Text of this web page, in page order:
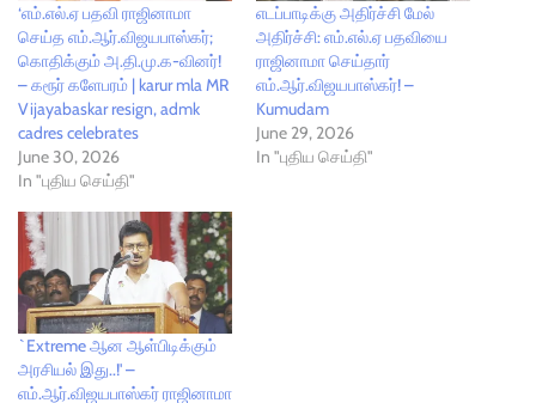
‘எம்.எல்.ஏ பதவி ராஜினாமா
செய்த எம்.ஆர்.விஜயபாஸ்கர்;
கொதிக்கும் அ.தி.மு.க-வினர்!
– கரூர் களேபரம் | karur mla MR
Vijayabaskar resign, admk
cadres celebrates
June 30, 2026
In "புதிய செய்தி"
எடப்பாடிக்கு அதிர்ச்சி மேல்
அதிர்ச்சி: எம்.எல்.ஏ பதவியை
ராஜினாமா செய்தார்
எம்.ஆர்.விஜயபாஸ்கர்! –
Kumudam
June 29, 2026
In "புதிய செய்தி"
`Extreme ஆன ஆள்பிடிக்கும்
அரசியல் இது..!' –
எம்.ஆர்.விஜயபாஸ்கர் ராஜினாமா